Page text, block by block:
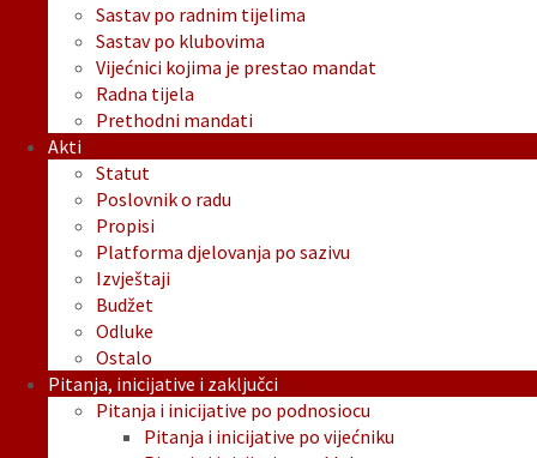
Sastav po radnim tijelima
Sastav po klubovima
Vijećnici kojima je prestao mandat
Radna tijela
Prethodni mandati
Akti
Statut
Poslovnik o radu
Propisi
Platforma djelovanja po sazivu
Izvještaji
Budžet
Odluke
Ostalo
Pitanja, inicijative i zaključci
Pitanja i inicijative po podnosiocu
Pitanja i inicijative po vijećniku